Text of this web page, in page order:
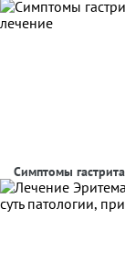
Симптомы